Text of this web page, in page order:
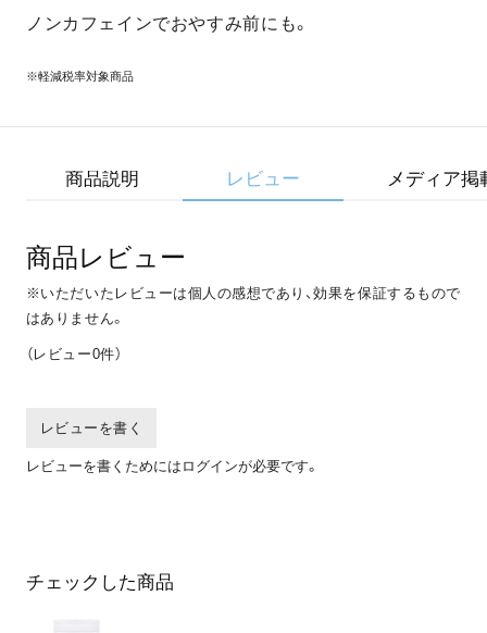
ノンカフェインでおやすみ前にも。
※軽減税率対象商品
商品説明 レビュー メディア掲
商品レビュー
※いただいたレビューは個人の感想であり、効果を保証するもので
はありません。
（レビュー0件）
レビューを書く
レビューを書くためにはログインが必要です。
チェックした商品